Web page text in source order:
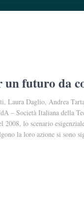
un futuro da
Laura Daglio, Andrea
– Società Italiana della
2008, lo scenario
la loro azione si sono